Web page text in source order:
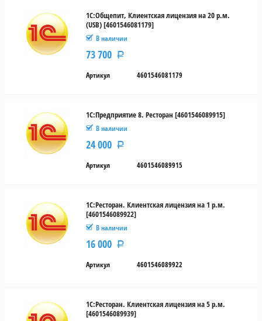
1С:Общепит, Клиентская лицензия на 20 р.м.
(USB) [4601546081179]
В наличии
73 700 Р
Артикул 4601546081179
1С:Предприятие 8. Ресторан [4601546089915]
В наличии
24 000 Р
Артикул 4601546089915
1С:Ресторан. Клиентская лицензия на 1 р.м.
[4601546089922]
В наличии
16 000 Р
Артикул 4601546089922
1С:Ресторан. Клиентская лицензия на 5 р.м.
[4601546089939]